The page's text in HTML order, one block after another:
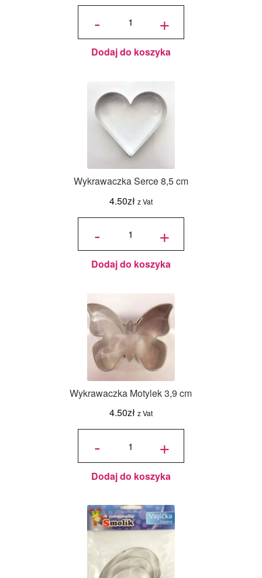
-
ilość
Śniegu 5 cm +
Dodaj do koszyka
Wykrawaczka Serce 8,5 cm
4.50zł z Vat
-
ilość
Serce 8,5 cm +
Dodaj do koszyka
Wykrawaczka Motylek 3,9 cm
4.50zł z Vat
-
ilość
Motylek 3,9 +
Dodaj do koszyka